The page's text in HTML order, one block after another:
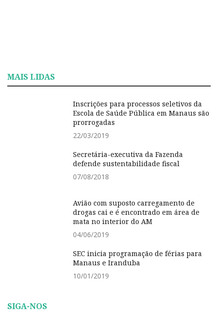
MAIS LIDAS
Inscrições para processos seletivos da
Escola de Saúde Pública em Manaus são
prorrogadas
22/03/2019
Secretária-executiva da Fazenda
defende sustentabilidade fiscal
07/08/2018
Avião com suposto carregamento de
drogas cai e é encontrado em área de
mata no interior do AM
04/06/2019
SEC inicia programação de férias para
Manaus e Iranduba
10/01/2019
SIGA-NOS